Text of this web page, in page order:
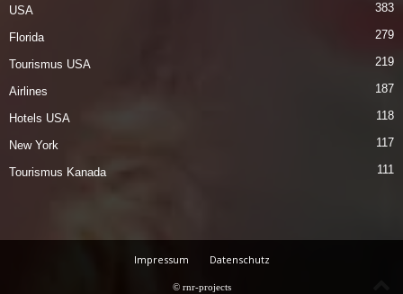
USA 383
Florida 279
Tourismus USA 219
Airlines 187
Hotels USA 118
New York 117
Tourismus Kanada 111
Impressum Datenschutz
© rnr-projects